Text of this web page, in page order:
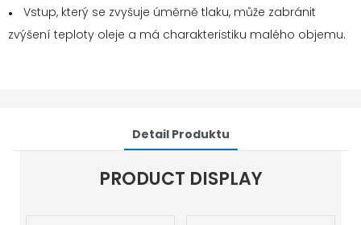
●
Vstup, který se zvyšuje úměrně tlaku, může zabránit
zvýšení teploty oleje a má charakteristiku malého objemu.
Detail Produktu
PRODUCT DISPLAY